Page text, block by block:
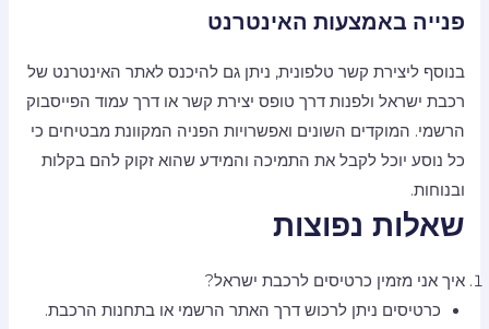
פנייה באמצעות האינטרנט
בנוסף ליצירת קשר טלפונית, ניתן גם להיכנס לאתר האינטרנט של
רכבת ישראל ולפנות דרך טופס יצירת קשר או דרך עמוד הפייסבוק
הרשמי. המוקדים השונים ואפשרויות הפניה המקוונת מבטיחים כי
כל נוסע יוכל לקבל את התמיכה והמידע שהוא זקוק להם בקלות
ובנוחות.
שאלות נפוצות
איך אני מזמין כרטיסים לרכבת ישראל?
כרטיסים ניתן לרכוש דרך האתר הרשמי או בתחנות הרכבת.